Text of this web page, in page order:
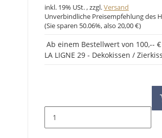
inkl. 19% USt. , zzgl.Versand
Unverbindliche Preisempfehlung des
(Sie sparen 50.06%, also 20,00 €)
Ab einem Bestellwert von 100,--
LA LIGNE 29 - Dekokissen /